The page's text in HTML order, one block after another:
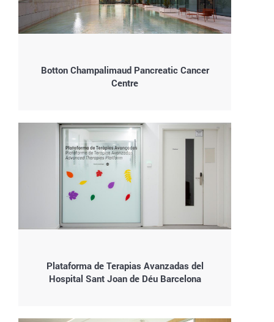
Botton Champalimaud Pancreatic Cancer
Centre
Plataforma de Terapias Avanzadas del
Hospital Sant Joan de Déu Barcelona